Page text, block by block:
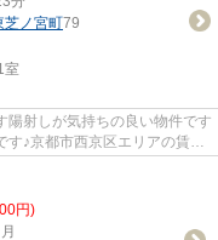
芝ノ宮町79
室
陽射しが気持ちの良い物件です
す♪京都市西京区エリアの賃貸
円)